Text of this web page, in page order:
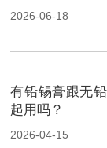
焊料重磅展出，
2026-06-18
有铅锡膏跟无
起用吗？
2026-04-15